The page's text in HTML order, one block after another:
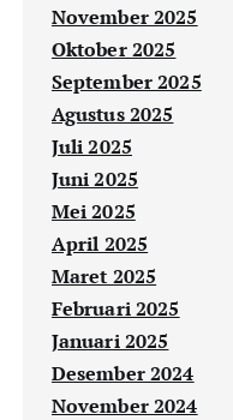
November 2025
Oktober 2025
September 2025
Agustus 2025
Juli 2025
Juni 2025
Mei 2025
April 2025
Maret 2025
Februari 2025
Januari 2025
Desember 2024
November 2024